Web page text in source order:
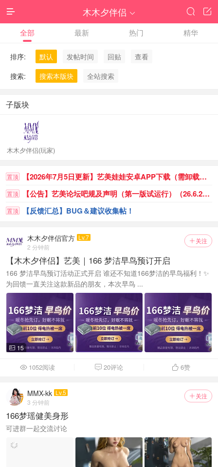
 木木夕伴侣  

全部 最新 热门 精华
排序: 默认 发帖时间 回贴
查看
搜索:
搜索本版块 全站搜索
子版块
木木夕伴侣(玩家)
置顶 【2026年7月5日更新】艺美娃娃安卓APP下载（需卸载重装）
置顶 【公告】艺美论坛吧规及声明（第一版试运行）（26.6.23已更新） - 已获得
置顶 【反馈汇总】BUG＆建议收集帖！
 关注
木木夕伴侣官方 Lv.7
2 分钟前
【木木夕伴侣】艺美｜166 梦洁早鸟预订开启
166 梦洁早鸟预订活动正式开启 谁还不知道166梦洁的早鸟福利！✨
为回馈一直关注这款新品的朋友，本次早鸟 ...
 15
 1052阅读  20评论  6赞
 关注
MMX-kk Lv.5
3 分钟前
166梦瑶健美身形
可进群一起交流讨论